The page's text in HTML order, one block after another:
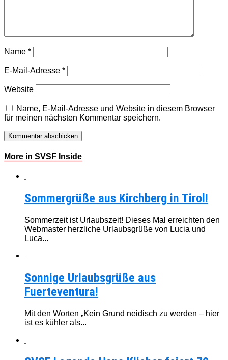
Name *
E-Mail-Adresse *
Website
Name, E-Mail-Adresse und Website in diesem Browser
für meinen nächsten Kommentar speichern.
More in SVSF Inside
Sommergrüße aus Kirchberg in Tirol!
Sommerzeit ist Urlaubszeit! Dieses Mal erreichten den
Webmaster herzliche Urlaubsgrüße von Lucia und
Luca...
Sonnige Urlaubsgrüße aus
Fuerteventura!
Mit den Worten „Kein Grund neidisch zu werden – hier
ist es kühler als...